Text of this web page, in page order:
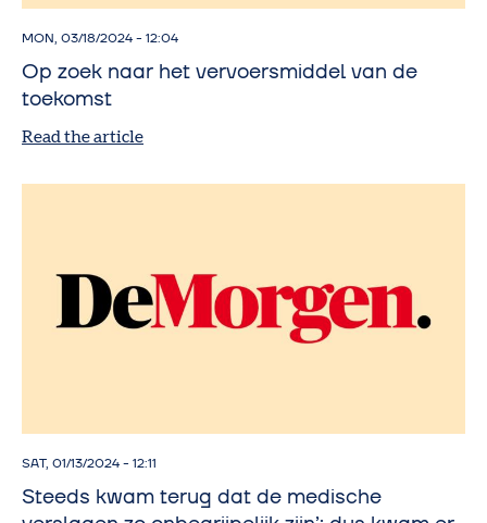
MON, 03/18/2024 - 12:04
Op zoek naar het vervoersmiddel van de
toekomst
Read the article
SAT, 01/13/2024 - 12:11
Steeds kwam terug dat de medische